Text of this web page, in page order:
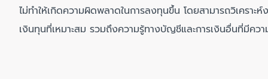
ไม่ทำให้เกิดความผิดพลาดในการลงทุนขึ้น โดยสามารถวิเคราะ
เงินทุนที่เหมาะสม รวมถึงความรู้ทางบัญชีและการเงินอื่นที่มีคว